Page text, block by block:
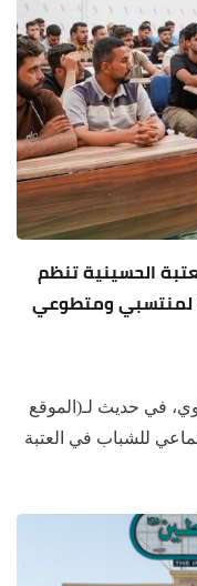
الحسينية تنظم
لمنتسبي ومتطوعي
في حديث لـ(الموقع
للشباب في العتبة